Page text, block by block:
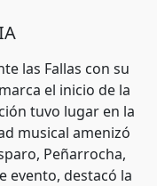
las Fallas con su
el inicio de la
tuvo lugar en la
musical amenizó
Peñarrocha,
evento, destacó la